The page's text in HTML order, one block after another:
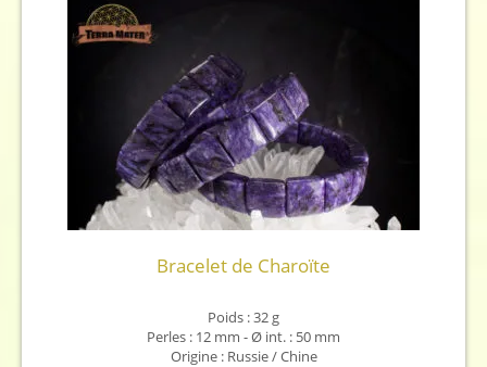
Bracelet de Charoïte
Poids : 32 g
Perles : 12 mm - Ø int. : 50 mm
Origine : Russie / Chine